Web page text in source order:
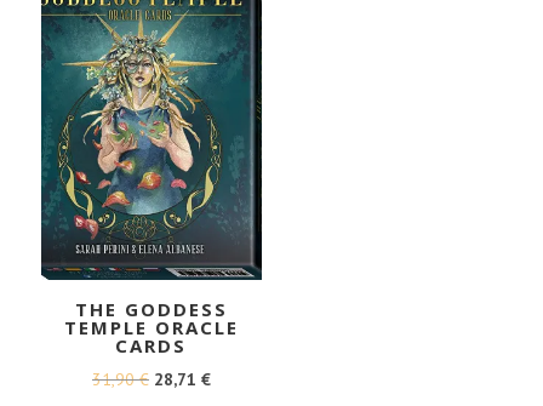
THE GODDESS
TEMPLE ORACLE
CARDS
31,90€ O
28,71 €O